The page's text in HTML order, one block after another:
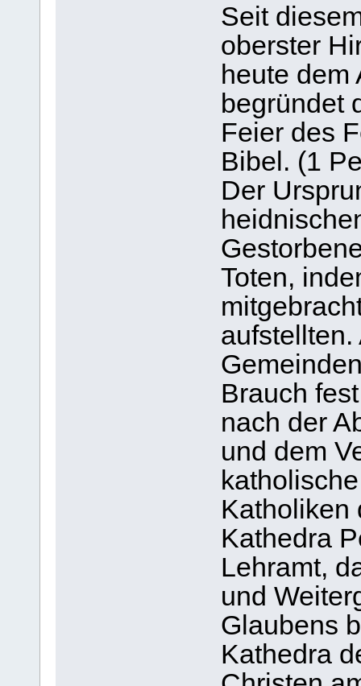
Seit
oberster
heute dem
begründet
Feier des
Bibel. (1
Der
Toten,
Brauch
nach der
und dem
Katholiken
Kathedra
Lehramt,
und
Glaubens
Kathedra